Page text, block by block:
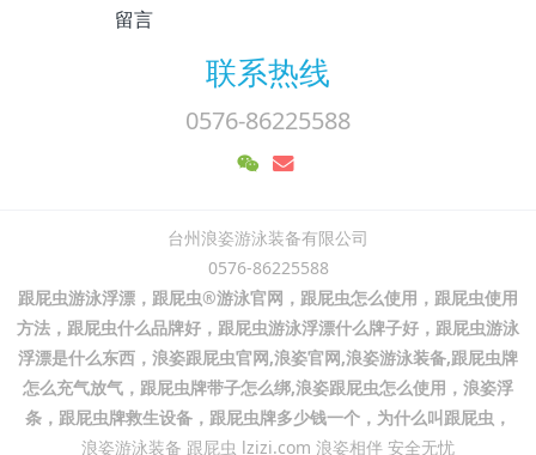
留言
联系热线
0576-86225588
台州浪姿游泳装备有限公司
0576-86225588
跟屁虫游泳浮漂，跟屁虫®游泳官网，跟屁虫怎么使用，跟屁虫使用
方法，跟屁虫什么品牌好，跟屁虫游泳浮漂什么牌子好，跟屁虫游泳
浮漂是什么东西，浪姿跟屁虫官网,浪姿官网,浪姿游泳装备,跟屁虫牌
怎么充气放气，跟屁虫牌带子怎么绑,浪姿跟屁虫怎么使用，浪姿浮
条，跟屁虫牌救生设备，跟屁虫牌多少钱一个，为什么叫跟屁虫，
浪姿游泳装备 跟屁虫 lzizi.com 浪姿相伴 安全无忧